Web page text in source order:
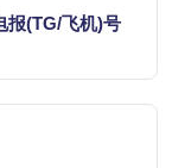
、值得信赖的
报(TG/飞机)号